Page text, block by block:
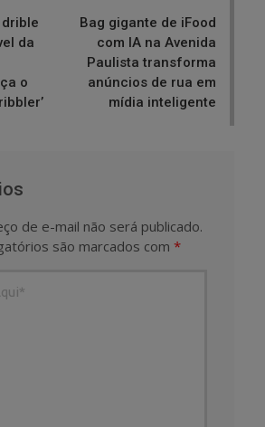
da
o
Bag gigante de iFood
com IA na Avenida
Paulista transforma
anúncios de rua em
mídia inteligente
de e-mail não será publicado.
são marcados com *